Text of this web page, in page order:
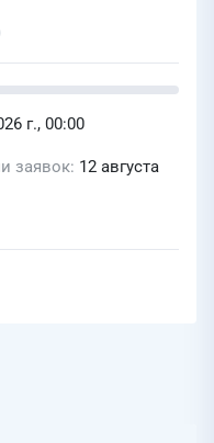
г., 00:00
заявок 12 августа